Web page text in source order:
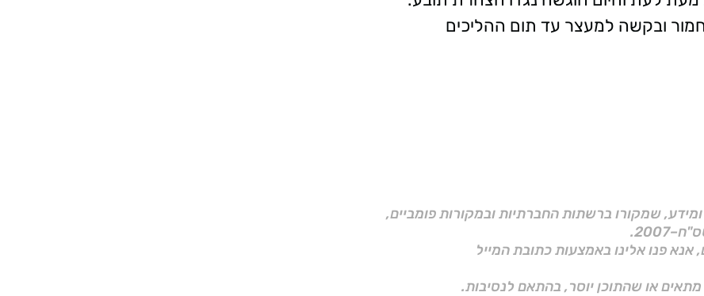
ובקשה למעצר עד תום ההליכים
שמקורו ברשתות החברתיות ובמקורות פומביים,
אנא פנו אלינו באמצעות כתובת המייל
או שהתוכן יוסר, בהתאם לנסיבות.